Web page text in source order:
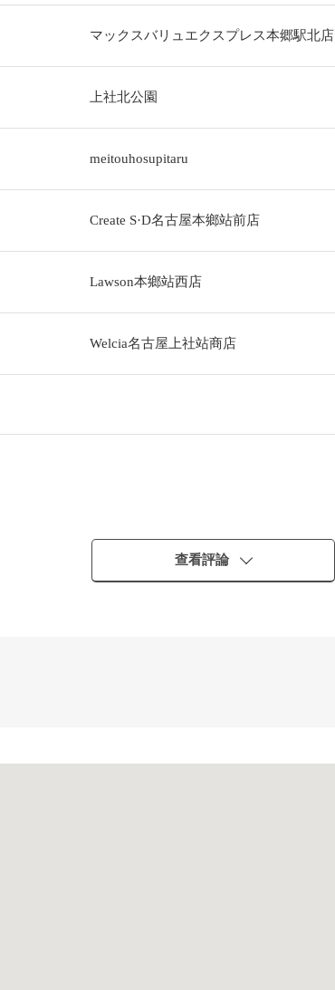
マックスバリュエクスプレス本郷駅北店
上社北公園
meitouhosupitaru
Create S·D名古屋本鄉站前店
Lawson本鄉站西店
Welcia名古屋上社站商店
查看評論